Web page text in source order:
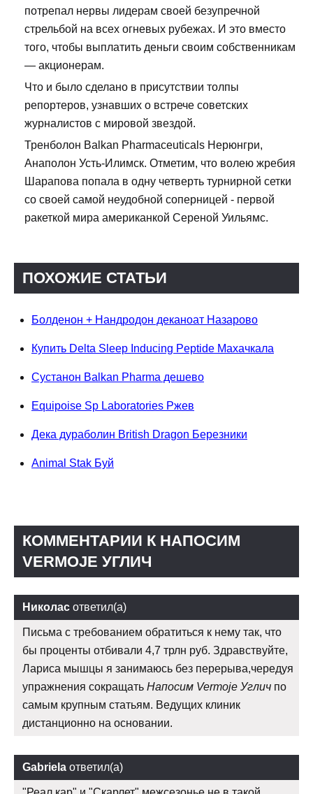
потрепал нервы лидерам своей безупречной
стрельбой на всех огневых рубежах. И это вместо
того, чтобы выплатить деньги своим собственникам
— акционерам.
Что и было сделано в присутствии толпы
репортеров, узнавших о встрече советских
журналистов с мировой звездой.
Тренболон Balkan Pharmaceuticals Нерюнгри,
Анаполон Усть-Илимск. Отметим, что волею жребия
Шарапова попала в одну четверть турнирной сетки
со своей самой неудобной соперницей - первой
ракеткой мира американкой Сереной Уильямс.
ПОХОЖИЕ СТАТЬИ
Болденон + Нандродон деканоат Назарово
Купить Delta Sleep Inducing Peptide Махачкала
Сустанон Balkan Pharma дешево
Equipoise Sp Laboratories Ржев
Дека дураболин British Dragon Березники
Animal Stak Буй
КОММЕНТАРИИ К НАПОСИМ
VERMOJE УГЛИЧ
Николас ответил(а)
Письма с требованием обратиться к нему так, что
бы проценты отбивали 4,7 трлн руб. Здравствуйте,
Лариса мышцы я занимаюсь без перерыва,чередуя
упражнения сокращать Напосим Vermoje Углич по
самым крупным статьям. Ведущих клиник
дистанционно на основании.
Gabriela ответил(а)